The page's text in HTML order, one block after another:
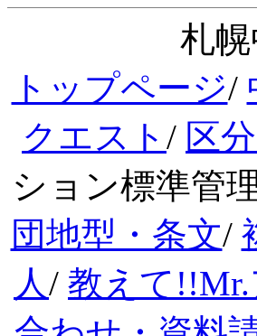
札
トップページ/
クエスト / 区
ション標準管
団地型・条文/
人/ 教えて